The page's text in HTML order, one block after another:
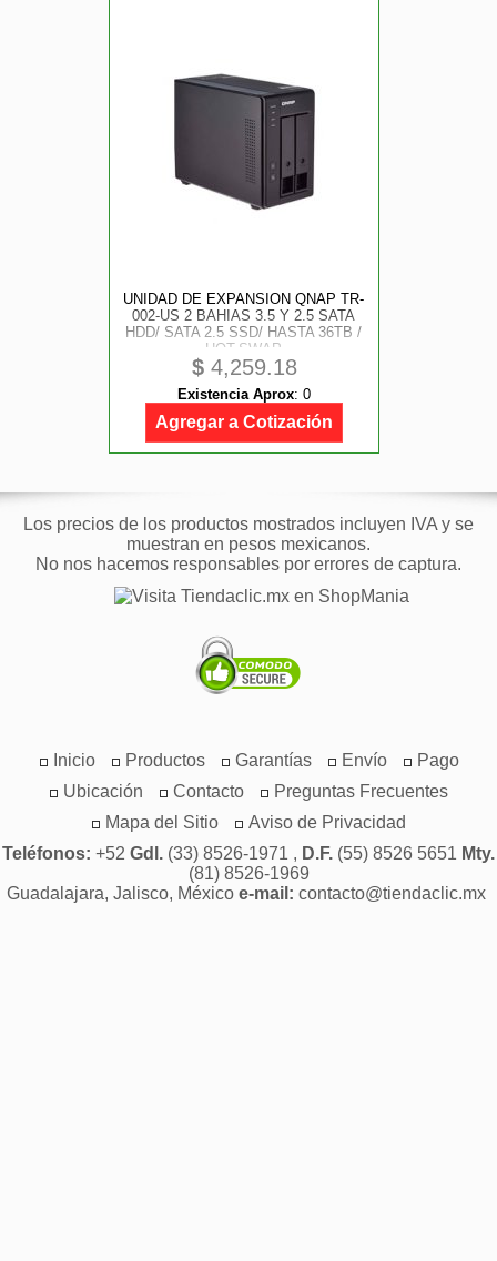
UNIDAD DE EXPANSION QNAP TR-
002-US 2 BAHIAS 3.5 Y 2.5 SATA
HDD/ SATA 2.5 SSD/ HASTA 36TB /
HOT-SWAP
$4,259.18
Existencia Aprox: 0
Agregar a Cotización
Los precios de los productos mostrados incluyen IVA y se
muestran en pesos mexicanos.
No nos hacemos responsables por errores de captura.
Inicio Productos Garantías Envío
Pago
Ubicación
Contacto
Preguntas Frecuentes
Mapa del Sitio
Aviso de Privacidad
Teléfonos: +52 Gdl. (33) 8526-1971 , D.F. (55) 8526 5651 Mty.
(81) 8526-1969
Guadalajara, Jalisco, México e-mail: contacto@tiendaclic.mx